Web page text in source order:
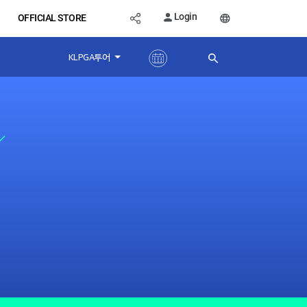
OFFICIAL STORE Login
KLPGA투어